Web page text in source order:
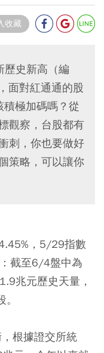
收藏
歷史新高（編
面對紅通通的股
積極加碼嗎？從
觀察，台股都有
刺，你也要做好
策略，可以讓你
，5/29指數
截至6/4盤中為
兆元歷史天量，
根據證交所統